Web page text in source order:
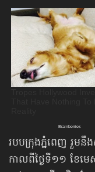
របបក្រុងភ្នំពេញ រួមនឹ
កាលពីថ្ងៃទី១១ ខែម